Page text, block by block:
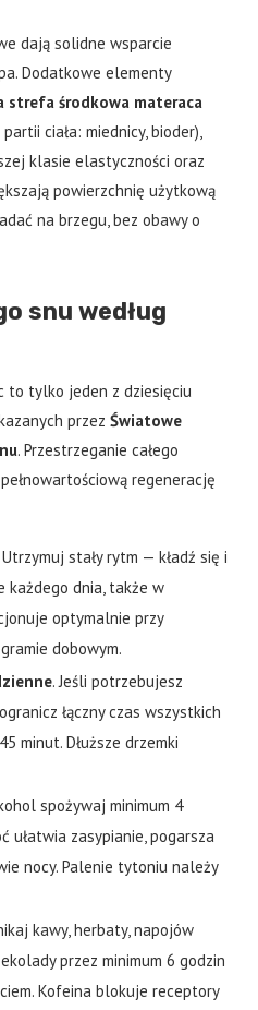
dają solidne wsparcie
Dodatkowe elementy
strefa środkowa materaca
ciała: miednicy, bioder),
klasie elastyczności oraz
powierzchnię użytkową
na brzegu, bez obawy o
snu według
to tylko jeden z dziesięciu
przez Światowe
. Przestrzeganie całego
regenerację
Utrzymuj stały rytm — kładź się i
dnia, także w
optymalnie przy
dobowym.
. Jeśli potrzebujesz
łączny czas wszystkich
minut. Dłuższe drzemki
spożywaj minimum 4
ułatwia zasypianie, pogarsza
nocy. Palenie tytoniu należy
kawy, herbaty, napojów
przez minimum 6 godzin
Kofeina blokuje receptory